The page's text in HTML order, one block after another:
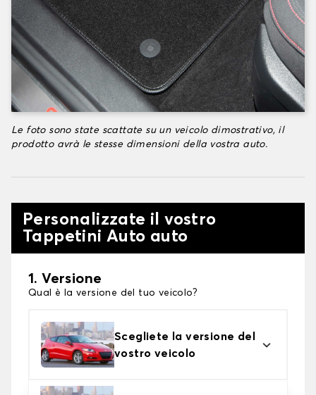
Le foto sono state scattate su un veicolo dimostrativo, il
prodotto avrà le stesse dimensioni della vostra auto.
Personalizzate il vostro
Tappetini Auto auto
1. Versione
Qual è la versione del tuo veicolo?
Scegliete la versione del
vostro veicolo